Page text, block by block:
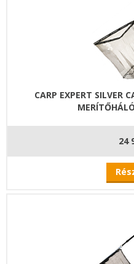
CARP EXPERT SILVER
24